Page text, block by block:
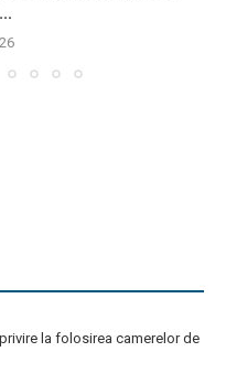
la folosirea camerelor de